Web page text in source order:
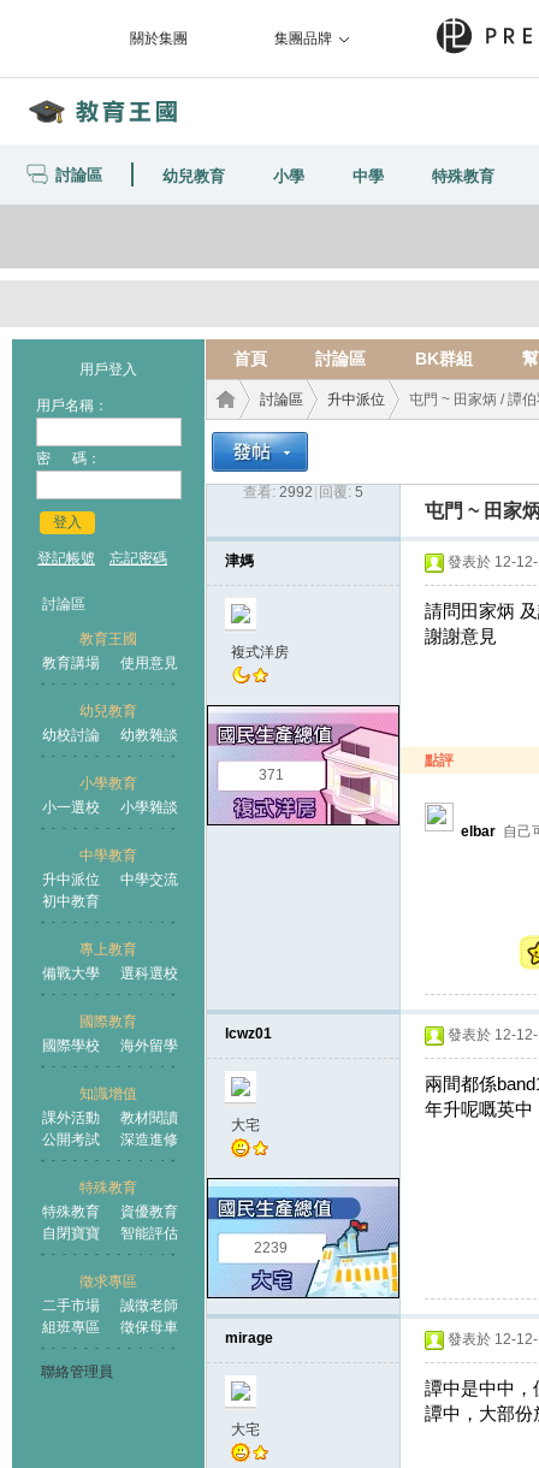
關於集團 集團品牌
討論區 幼兒教育 小學 中學 特殊教育
用戶登入
用戶名稱：
密 碼：
登入
登記帳號 忘記密碼
討論區
教育王國
教育講場
使用意見
幼兒教育
幼校討論
幼教雜談
小學教育
小一選校
小學雜談
中學教育
升中派位
中學交流
初中教育
專上教育
備戰大學
選科選校
國際教育
國際學校
海外留學
知識增值
課外活動
教材閱讀
公開考試
深造進修
特殊教育
特殊教育
資優教育
自閉寶寶
智能評估
徵求專區
二手市場
誠徵老師
組班專區
徵保母車
聯絡管理員
首頁 討論區 BK群組
王國
討論區
›
升中派位 屯門 ~ 田家炳 / 譚
查看: 2992 回覆: 5
屯門 ~ 田家
津媽
複式洋房
371
發表於 12-
請問田家炳
謝謝意見
點評
elbar 自己
lcwz01
大宅
2239
發表於 12-
兩間都係
年升呢嘅英中
mirage
大宅
發表於 12-
譚中是中中，
譚中，大部份